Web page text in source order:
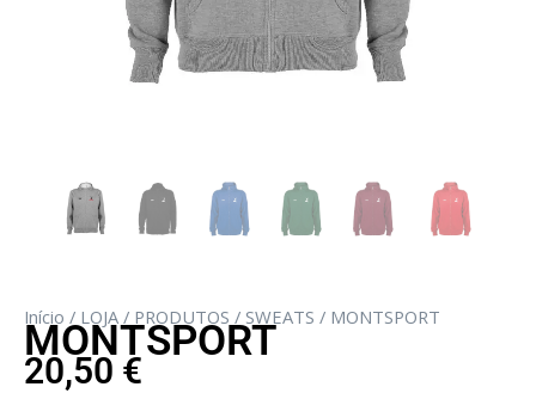
Início / LOJA / PRODUTOS / SWEATS / MONTSPORT
MONTSPORT
20,50 €